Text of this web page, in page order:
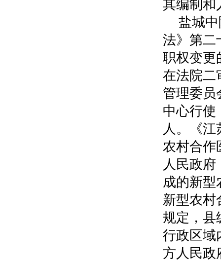
其编制和
盐城
法》第二
职权变更
在法院二
管理委员
中心行使
人。《
农村合作
人民政
成的新型
新型农村
规定，县
行政区域
方人民政